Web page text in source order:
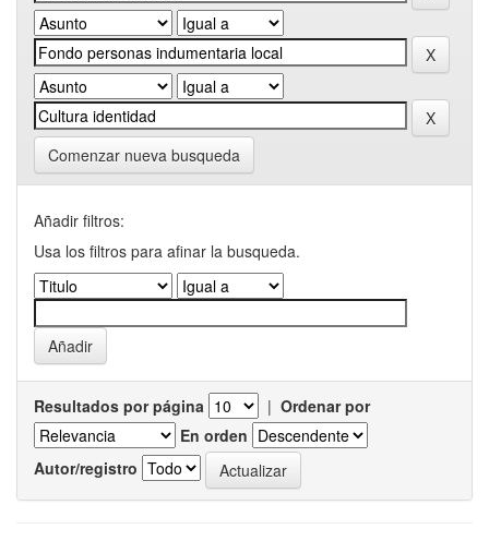
Comenzar nueva busqueda
Añadir filtros:
Usa los filtros para afinar la busqueda.
Resultados por página | Ordenar por
En orden
Autor/registro